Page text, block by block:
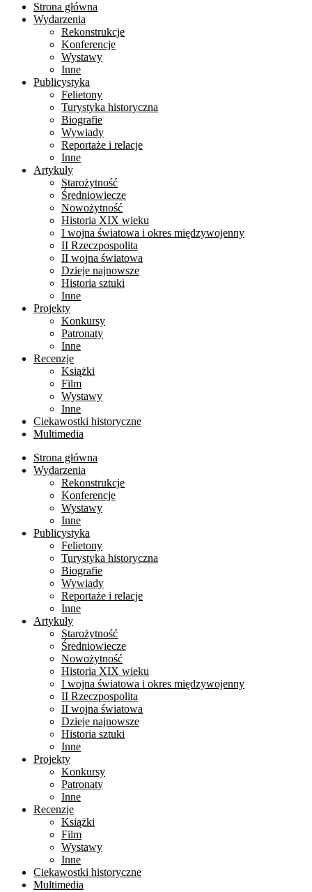
Strona główna
Wydarzenia
Rekonstrukcje
Konferencje
Wystawy
Inne
Publicystyka
Felietony
Turystyka historyczna
Biografie
Wywiady
Reportaże i relacje
Inne
Artykuły
Starożytność
Średniowiecze
Nowożytność
Historia XIX wieku
I wojna światowa i okres międzywojenny
II Rzeczpospolita
II wojna światowa
Dzieje najnowsze
Historia sztuki
Inne
Projekty
Konkursy
Patronaty
Inne
Recenzje
Książki
Film
Wystawy
Inne
Ciekawostki historyczne
Multimedia
Strona główna
Wydarzenia
Rekonstrukcje
Konferencje
Wystawy
Inne
Publicystyka
Felietony
Turystyka historyczna
Biografie
Wywiady
Reportaże i relacje
Inne
Artykuły
Starożytność
Średniowiecze
Nowożytność
Historia XIX wieku
I wojna światowa i okres międzywojenny
II Rzeczpospolita
II wojna światowa
Dzieje najnowsze
Historia sztuki
Inne
Projekty
Konkursy
Patronaty
Inne
Recenzje
Książki
Film
Wystawy
Inne
Ciekawostki historyczne
Multimedia